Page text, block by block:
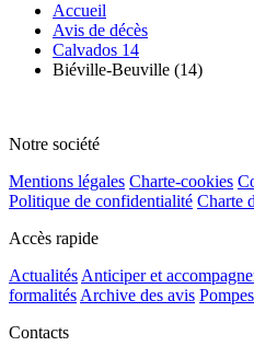
Accueil
Avis de décès
Calvados 14
Biéville-Beuville (14)
Notre société
Mentions légales Charte-cookies
Politique de confidentialité Charte
Accès rapide
Actualités Anticiper et
formalités Archive des avis
Contacts